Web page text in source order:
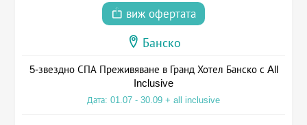
виж офертата
Банско
5-звездно СПА Преживяване в Гранд Хотел Банско с All
Inclusive
Дата: 01.07 - 30.09 + all inclusive